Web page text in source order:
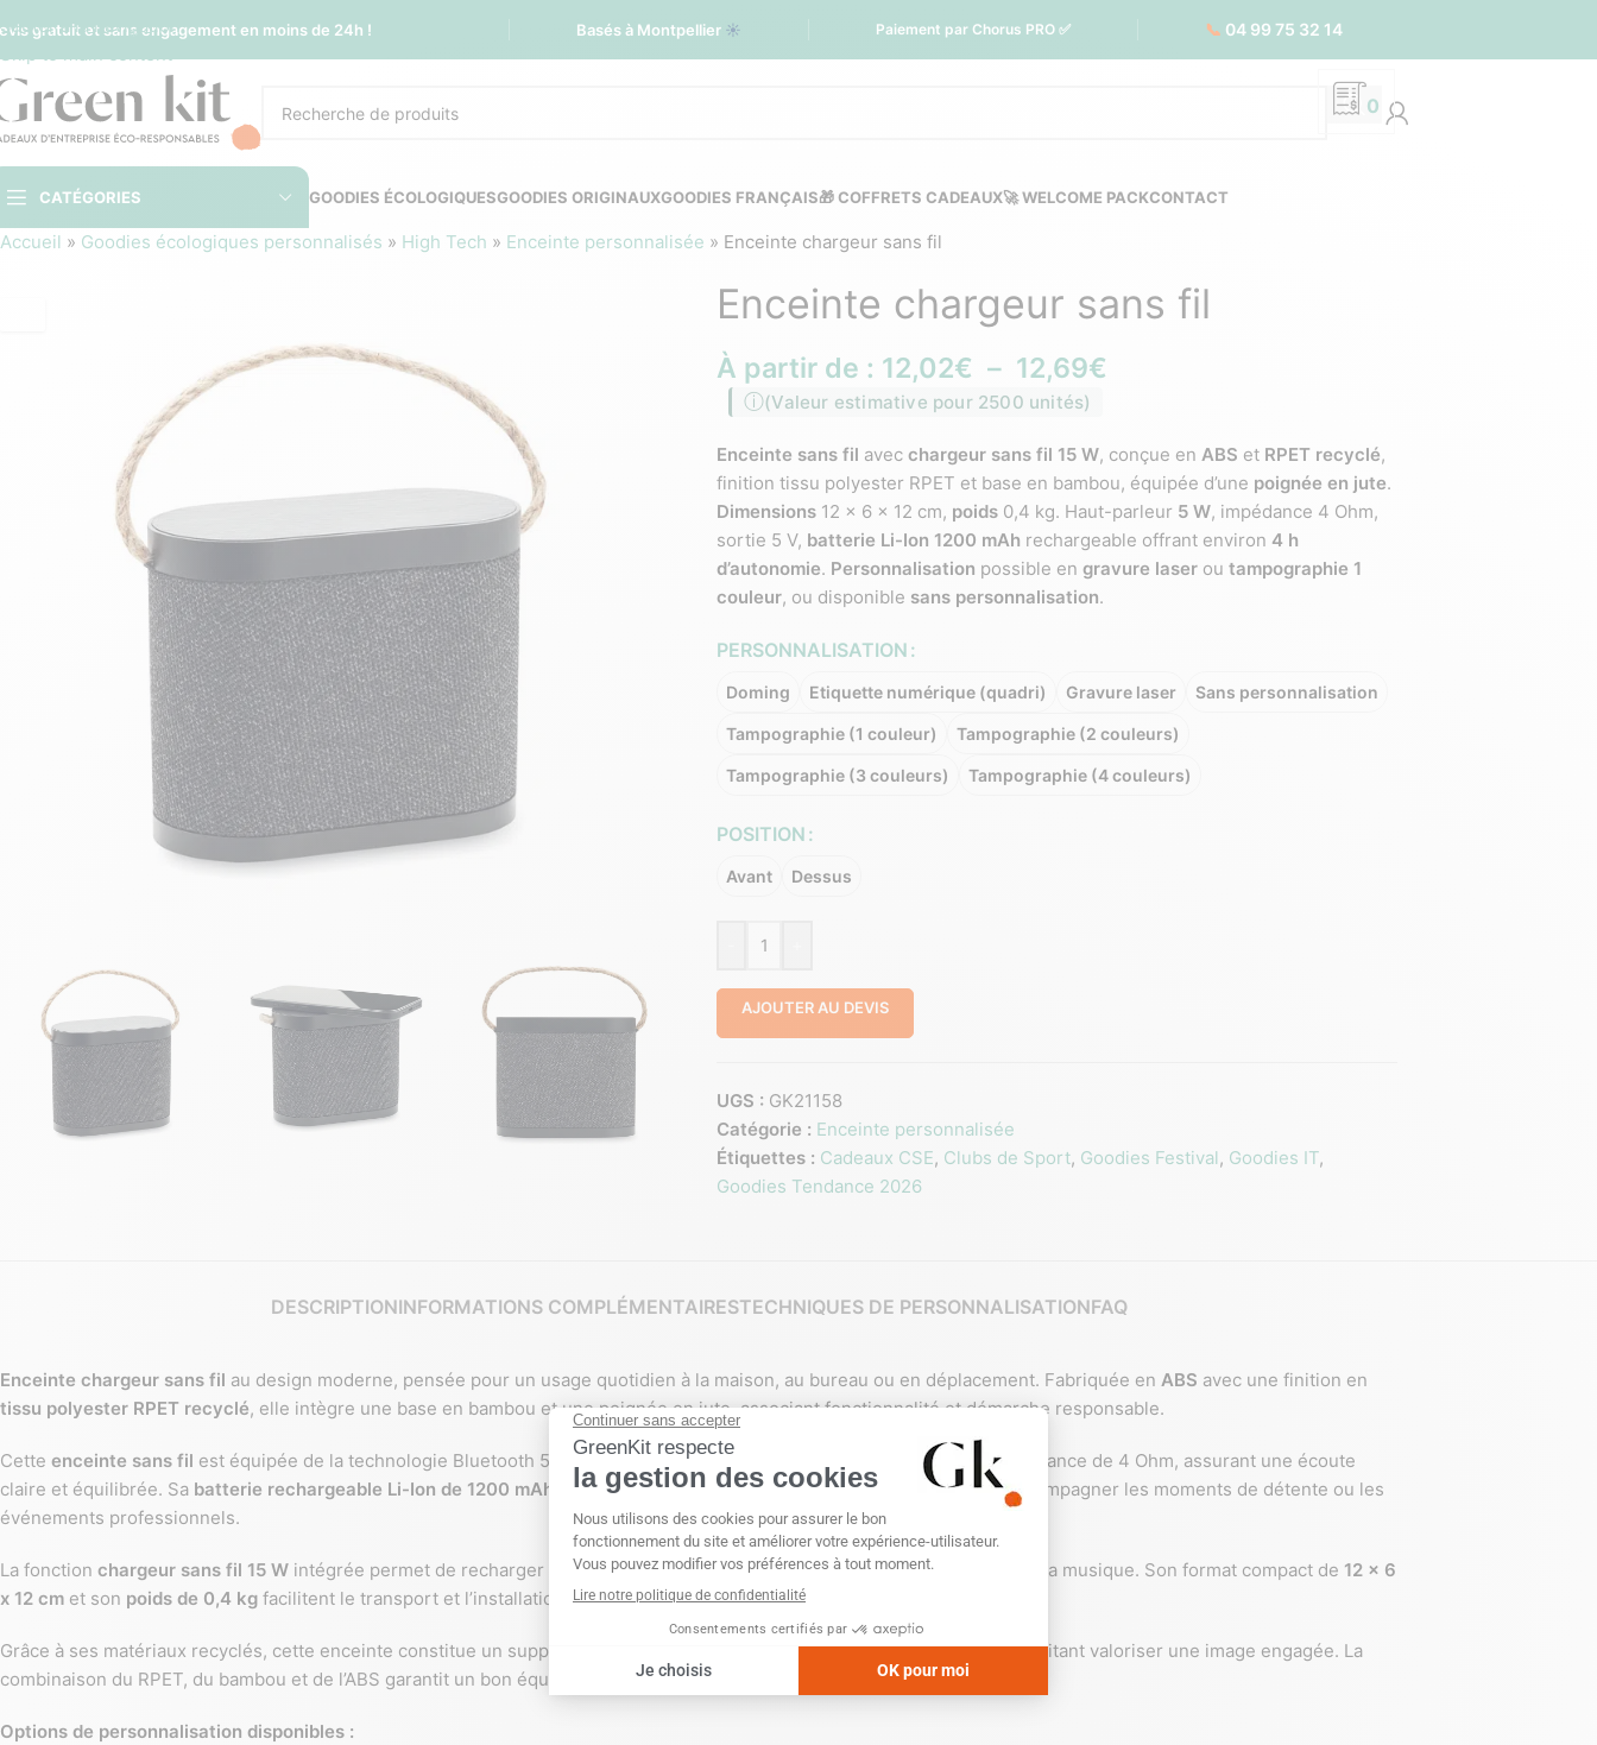
Sauter à la navigation
Skip to main content
gratuit et sans engagement en moins de 24h ! Basés à Montpellier ☀️ Paiement par Chorus PRO ✅ 📞 04 99 75 32 14
0
CATÉGORIES GOODIES ÉCOLOGIQUESGOODIES ORIGINAUXGOODIES FRANÇAIS🎁 COFFRETS CADEAUX🚀 WELCOME PACKCONTACT
Accueil » Goodies écologiques personnalisés » High Tech » Enceinte personnalisée » Enceinte chargeur sans fil
Enceinte chargeur sans fil
À partir de : 12,02€ – 12,69€
(Valeur estimative pour 2500 unités)
Enceinte sans fil avec chargeur sans fil 15 W, conçue en ABS et RPET recyclé,
finition tissu polyester RPET et base en bambou, équipée d’une poignée en jute.
Dimensions 12 x 6 x 12 cm, poids 0,4 kg. Haut-parleur 5 W, impédance 4 Ohm,
sortie 5 V, batterie Li-Ion 1200 mAh rechargeable offrant environ 4 h
d’autonomie. Personnalisation possible en gravure laser ou tampographie 1
couleur, ou disponible sans personnalisation.
PERSONNALISATION
Doming Etiquette numérique (quadri) Gravure laser Sans personnalisation
Tampographie (1 couleur) Tampographie (2 couleurs)
Tampographie (3 couleurs) Tampographie (4 couleurs)
POSITION
Avant Dessus
AJOUTER AU DEVIS
UGS : GK21158
Catégorie : Enceinte personnalisée
Étiquettes : Cadeaux CSE, Clubs de Sport, Goodies Festival, Goodies IT,
Goodies Tendance 2026
DESCRIPTIONINFORMATIONS COMPLÉMENTAIRESTECHNIQUES DE PERSONNALISATIONFAQ
Enceinte chargeur sans fil au design moderne, pensée pour un usage quotidien à la maison, au bureau ou en déplacement. Fabriquée en ABS avec une finition en
tissu polyester RPET recyclé, elle intègre une base en bambou et une poignée en jute, associant fonctionnalité et démarche responsable.
Cette enceinte sans fil est équipée de la technologie Bluetooth 5.3 et délivre unepuissance sonore de 5 W
avec une impédance de 4 Ohm, assurant une écoute
claire et équilibrée. Sa batterie rechargeable Li-Ion de 1200 mAh offre uneautonomie d’environ 4 heures
, idéale pour accompagner les moments de détente ou les
événements professionnels.
La fonction chargeur sans fil 15 W intégrée permet de recharger facilement un smartphone compatible, tout en profitant de la musique. Son format compact de 12 x 6
x 12 cm et son poids de 0,4 kg facilitent le transport et l’installation sur tout type de surface.
Grâce à ses matériaux recyclés, cette enceinte constitue un support de communication pertinent pour les entreprises souhaitant valoriser une image engagée. La
combinaison du RPET, du bambou et de l’ABS garantit un bon équilibre entre robustesse, esthétisme et durabilité.
Options de personnalisation disponibles :